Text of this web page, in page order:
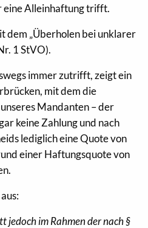
eine Alleinhaftung trifft.
dem „Überholen bei unklarer
1 StVO).
immer zutrifft, zeigt ein
mit dem die
Mandanten – der
keine Zahlung und nach
lediglich eine Quote von
einer Haftungsquote von
jedoch im Rahmen der nach §